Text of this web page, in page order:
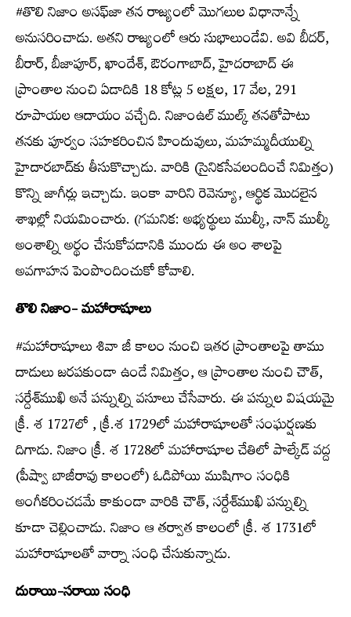
#తొలి నిజాం అసఫ్‌జా తన రాజ్యంలో మొగలుల విధానాన్నే
అనుసరించాడు. అతని రాజ్యంలో ఆరు సుభాలుండేవి. అవి బీదర్‌,
బీరార్‌, బీజాపూర్‌, ఖాందేశ్‌, ఔరంగాబాద్‌, హైదరాబాద్‌ ఈ
ప్రాంతాల నుంచి ఏడాదికి 18 కోట్ల 5 లక్షల, 17 వేల, 291
రూపాయల ఆదాయం వచ్చేది. నిజాంఉల్‌ ముల్క్ తనతోపాటు
తనకు పూర్వం సహకరించిన హిందువులు, మహమ్మదీయుల్ని
హైదారబాద్‌కు తీసుకొచ్చాడు. వారికి (సైనికసేవలందించే నిమిత్తం)
కొన్ని జాగీర్లు ఇచ్చాడు. ఇంకా వారిని రెవెన్యూ, ఆర్థిక మొదలైన
శాఖల్లో నియమించారు. (గమనిక: అభ్యర్థులు ముల్కీ, నాన్‌ ముల్కీ
అంశాల్ని అర్థం చేసుకోవడానికి ముందు ఈ అం శాలపై
అవగాహన పెంపొందించుకో కోవాలి.
తొలి నిజాం- మహారాషూలు
#మహారాషూలు శివా జీ కాలం నుంచి ఇతర ప్రాంతాలపై తాము
దాడులు జరపకుండా ఉండే నిమిత్తం, ఆ ప్రాంతాల నుంచి చౌత్‌,
సర్దేశ్‌ముఖి అనే పన్నుల్ని వసూలు చేసేవారు. ఈ పన్నుల విషయమై
క్రీ. శ 1727లో , క్రీ.శ 1729లో మహారాషూలతో సంఘర్షణకు
దిగాడు. నిజాం క్రీ. శ 1728లో మహారాషూల చేతిలో పాల్కేడ్‌ వద్ద
(పీష్వా బాజీరావు కాలంలో) ఓడిపోయి ముషిగాం సంధికి
అంగీకరించడమే కాకుండా వారికి చౌత్‌, సర్దేశ్‌ముఖి పన్నుల్ని
కూడా చెల్లించాడు. నిజాం ఆ తర్వాత కాలంలో క్రీ. శ 1731లో
మహారాషూలతో వార్నా సంధి చేసుకున్నాడు.
దురాయి-సరాయి సంధి